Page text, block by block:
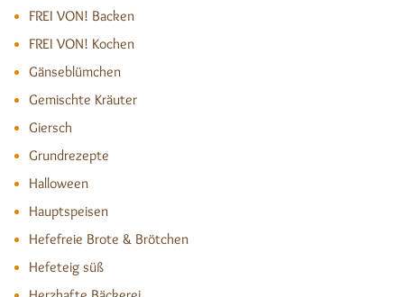
FREI VON! Backen
FREI VON! Kochen
Gänseblümchen
Gemischte Kräuter
Giersch
Grundrezepte
Halloween
Hauptspeisen
Hefefreie Brote & Brötchen
Hefeteig süß